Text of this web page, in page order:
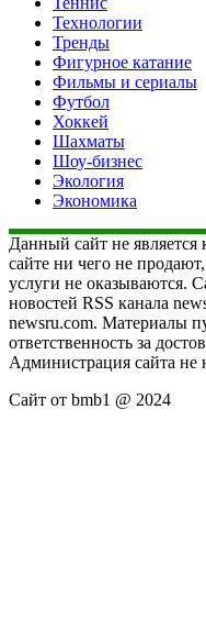
Технологии
Тренды
Фигурное катание
Фильмы и сериалы
Футбол
Хоккей
Шахматы
Шоу-бизнес
Экология
Экономика
Данный сайт не
сайте ни чего не
услуги не оказываются.
новостей RSS канала
newsru.com. Материалы
ответственность за
Администрация сайта не
Сайт от bmb1 @ 2024